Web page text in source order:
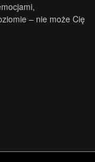
– nie może Cię